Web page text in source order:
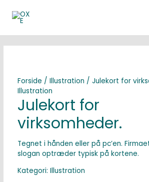
indholdet
Forside / Illustration / Julekort for
Illustration
Julekort for
virksomheder.
Tegnet i hånden eller på pc’en.
slogan optræder typisk på kortene.
Kategori: Illustration